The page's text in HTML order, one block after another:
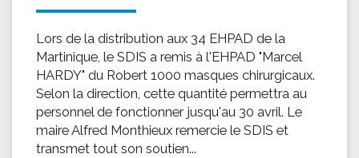
Lors de la distribution aux 34 EHPAD de la
Martinique, le SDIS a remis à l'EHPAD "Marcel
HARDY" du Robert 1000 masques chirurgicaux.
Selon la direction, cette quantité permettra au
personnel de fonctionner jusqu'au 30 avril. Le
maire Alfred Monthieux remercie le SDIS et
transmet tout son soutien...